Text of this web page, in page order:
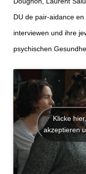
DU de pair-aidance en
interviewen und ihre
psychischen
Klicke
akzeptieren